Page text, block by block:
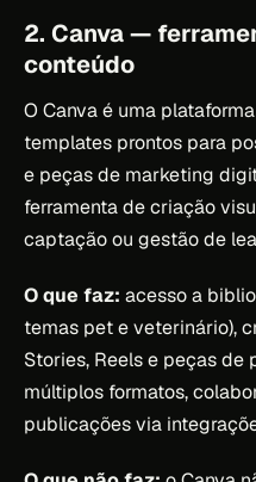
2. Canva —
conteúdo
O Canva é uma
templates prontos para
e peças de marketing
ferramenta de criação
captação ou gestão de
O que faz: acesso a
temas pet e veterinário),
Stories, Reels e peças de
múltiplos formatos,
publicações via